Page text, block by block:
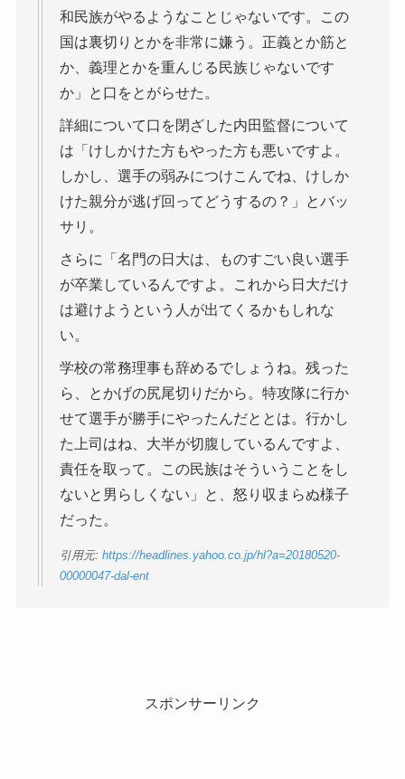
和民族がやるようなことじゃないです。この
国は裏切りとかを非常に嫌う。正義とか筋と
か、義理とかを重んじる民族じゃないです
か」と口をとがらせた。
詳細について口を閉ざした内田監督について
は「けしかけた方もやった方も悪いですよ。
しかし、選手の弱みにつけこんでね、けしか
けた親分が逃げ回ってどうするの？」とバッ
サリ。
さらに「名門の日大は、ものすごい良い選手
が卒業しているんですよ。これから日大だけ
は避けようという人が出てくるかもしれな
い。
学校の常務理事も辞めるでしょうね。残った
ら、とかげの尻尾切りだから。特攻隊に行か
せて選手が勝手にやったんだととは。行かし
た上司はね、大半が切腹しているんですよ、
責任を取って。この民族はそういうことをし
ないと男らしくない」と、怒り収まらぬ様子
だった。
引用元: https://headlines.yahoo.co.jp/hl?a=20180520-
00000047-dal-ent
スポンサーリンク